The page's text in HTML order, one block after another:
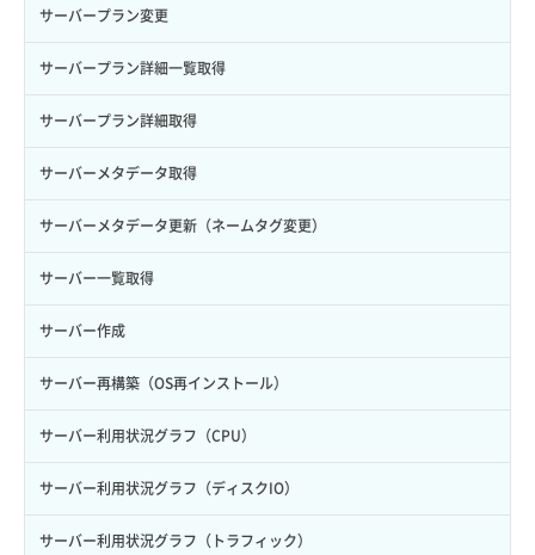
ロール削除
ロール更新
ロール詳細取得
ボリューム更新
ボリューム詳細一覧取得
ボリューム詳細取得
自動バックアップ有効化
自動バックアップ無効化
サーバープラン変更
サーバープラン詳細一覧取得
サーバープラン詳細取得
サーバーメタデータ取得
サーバーメタデータ更新（ネームタグ変更）
サーバー一覧取得
サーバー作成
サーバー再構築（OS再インストール）
サーバー利用状況グラフ（CPU）
サーバー利用状況グラフ（ディスクIO）
サーバー利用状況グラフ（トラフィック）